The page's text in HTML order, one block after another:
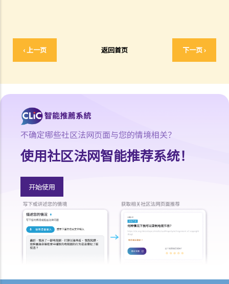
‹ 上一页 返回首页 下一页 ›
2. 法律援助辅助计划
交通意外伤亡援助计划
汽车保险局
切勿寻求索偿代理协助处理申索
问与答
1. 我在工作期间受伤；若我向我的雇主提出讼诉，申索雇员补偿，有关
程序是否有别于就同一伤害提出人身伤害索偿？
2. 承上题，我可否同时向我的雇主及其他相关方面，就工伤和人身伤害
提出申索？
3. 一名餐厅侍应不慎把热汤倒在我身上，导致我受伤。我应否控告那位
侍应及餐厅东主，并向他们提出申索？
4. 一名男子刻意伤害我，被裁定伤人罪罪名成立。我可否透过民事途
径，就人身伤害向他申索？如被告无力支付赔偿，那怎么办？
5. 我是一名乘客，因铁路月台上发生的一宗意外而受伤。我是否有任何
不确定哪些社区法网页面与您的情境相关？
使用社区法网智能推荐系统！
开始使用